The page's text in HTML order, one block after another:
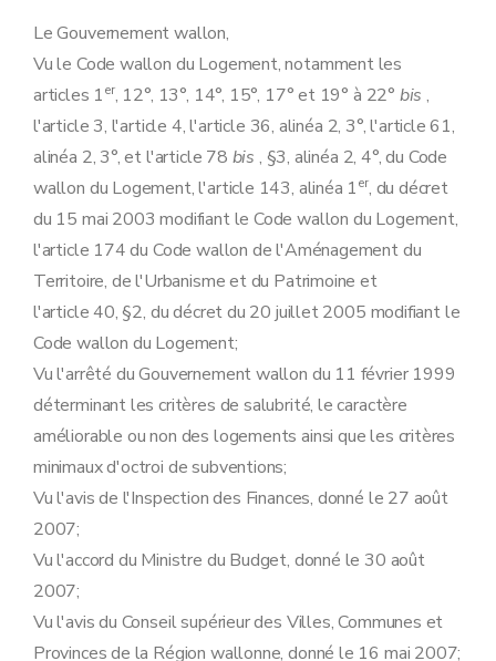
Art. 15
Caractéristiques intrinsèques du bâtiment qui nuisent à la santé des occupants
Art. 16
Section 6 Configuration et surpeuplement
Art. 17
Art. 18
Section 7 Dérogations
Chapitre III
Les critères minimaux de salubrité et de surpeuplement des logements à créer
Art. 20
Les critères minimaux de salubrité et de surpeuplement des logements bénéficiant d'une aide de la Région
Art. 21
Chapitre V Dispositions dérogatoires (lire « abrogatoires ») et finales
Art. 22
Art. 23
Art. 24
Art. 25
Le Gouvernement wallon,
Vu le Code wallon du Logement, notamment les
articles 1er, 12°, 13°, 14°, 15°, 17° et 19° à 22° bis ,
l'article 3, l'article 4, l'article 36, alinéa 2, 3°, l'article 61,
alinéa 2, 3°, et l'article 78 bis , §3, alinéa 2, 4°, du Code
wallon du Logement, l'article 143, alinéa 1er, du décret
du 15 mai 2003 modifiant le Code wallon du Logement,
l'article 174 du Code wallon de l'Aménagement du
Territoire, de l'Urbanisme et du Patrimoine et
l'article 40, §2, du décret du 20 juillet 2005 modifiant le
Code wallon du Logement;
Vu l'arrêté du Gouvernement wallon du 11 février 1999
déterminant les critères de salubrité, le caractère
améliorable ou non des logements ainsi que les critères
minimaux d'octroi de subventions;
Vu l'avis de l'Inspection des Finances, donné le 27 août
2007;
Vu l'accord du Ministre du Budget, donné le 30 août
2007;
Vu l'avis du Conseil supérieur des Villes, Communes et
Provinces de la Région wallonne, donné le 16 mai 2007;